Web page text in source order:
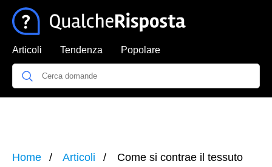
Articoli Tendenza Popolare
Home Articoli
Come si contrae il tessuto